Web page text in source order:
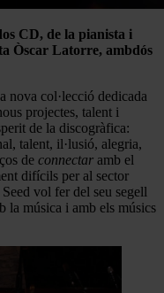
CD, de la pianista i
Òscar Latorre, ambdós
nova col·lecció dedicada
projectes, talent i
de la discogràfica:
talent, il·lusió, alegria,
de connectar amb el
difícils per al sector
vol fer del seu segell
la música i amb els músics